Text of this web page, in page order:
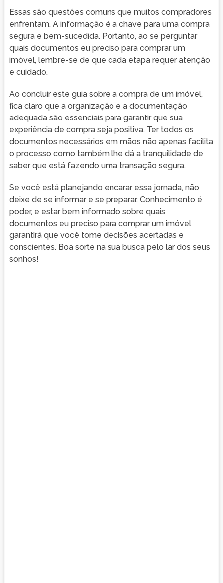
Essas são questões comuns que muitos compradores
enfrentam. A informação é a chave para uma compra
segura e bem-sucedida. Portanto, ao se perguntar
quais documentos eu preciso para comprar um
imóvel, lembre-se de que cada etapa requer atenção
e cuidado.
Ao concluir este guia sobre a compra de um imóvel,
fica claro que a organização e a documentação
adequada são essenciais para garantir que sua
experiência de compra seja positiva. Ter todos os
documentos necessários em mãos não apenas facilita
o processo como também lhe dá a tranquilidade de
saber que está fazendo uma transação segura.
Se você está planejando encarar essa jornada, não
deixe de se informar e se preparar. Conhecimento é
poder, e estar bem informado sobre quais
documentos eu preciso para comprar um imóvel
garantirá que você tome decisões acertadas e
conscientes. Boa sorte na sua busca pelo lar dos seus
sonhos!